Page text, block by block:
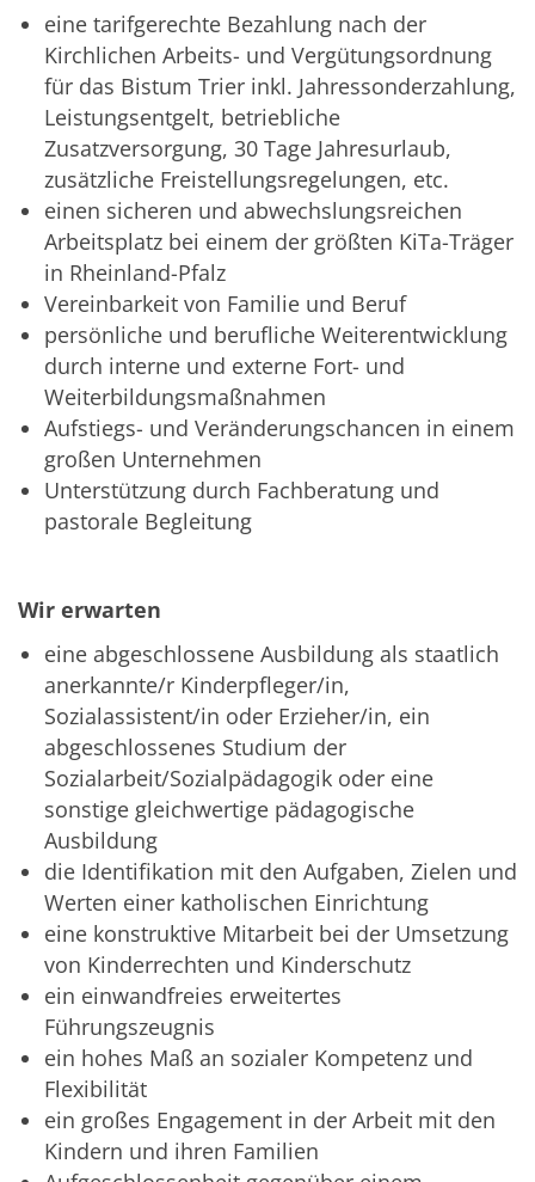
eine tarifgerechte Bezahlung nach der
Kirchlichen Arbeits- und Vergütungsordnung
für das Bistum Trier inkl. Jahressonderzahlung,
Leistungsentgelt, betriebliche
Zusatzversorgung, 30 Tage Jahresurlaub,
zusätzliche Freistellungsregelungen, etc.
einen sicheren und abwechslungsreichen
Arbeitsplatz bei einem der größten KiTa-Träger
in Rheinland-Pfalz
Vereinbarkeit von Familie und Beruf
persönliche und berufliche Weiterentwicklung
durch interne und externe Fort- und
Weiterbildungsmaßnahmen
Aufstiegs- und Veränderungschancen in einem
großen Unternehmen
Unterstützung durch Fachberatung und
pastorale Begleitung
Wir erwarten
eine abgeschlossene Ausbildung als staatlich
anerkannte/r Kinderpfleger/in,
Sozialassistent/in oder Erzieher/in, ein
abgeschlossenes Studium der
Sozialarbeit/Sozialpädagogik oder eine
sonstige gleichwertige pädagogische
Ausbildung
die Identifikation mit den Aufgaben, Zielen und
Werten einer katholischen Einrichtung
eine konstruktive Mitarbeit bei der Umsetzung
von Kinderrechten und Kinderschutz
ein einwandfreies erweitertes
Führungszeugnis
ein hohes Maß an sozialer Kompetenz und
Flexibilität
ein großes Engagement in der Arbeit mit den
Kindern und ihren Familien